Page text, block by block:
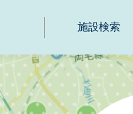
施設検索